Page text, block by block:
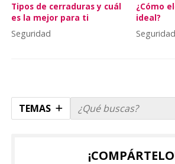
TEMAS
Tipos de cerraduras y cuál
es la mejor para ti
Seguridad
¿Cómo
ideal?
Seguridad